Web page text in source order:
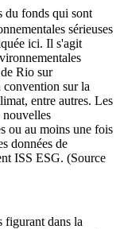
du fonds qui sont
sérieuses
ici. Il s'agit
Rio sur
sur la
entre autres. Les
nouvelles
ou au moins une fois
données de
ISS ESG. (Source
figurant dans la